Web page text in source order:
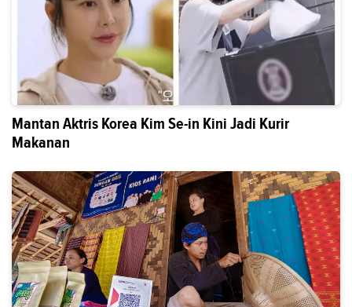
Mantan Aktris Korea Kim Se-in Kini Jadi Kurir
Makanan